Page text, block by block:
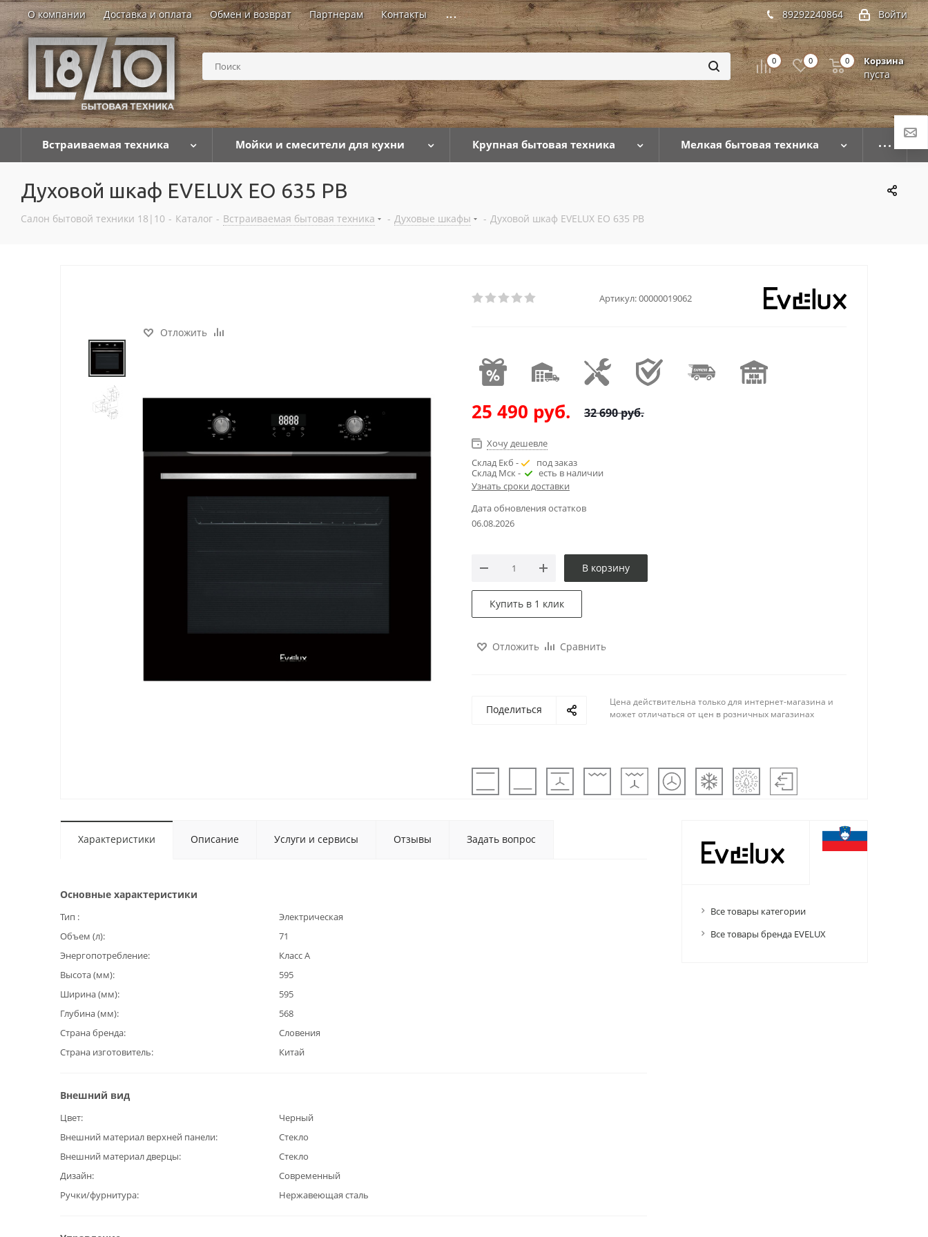
О компании Доставка и оплата Обмен и возврат Партнерам Контакты ... Войти
89292240864
0 0 Корзина
пуста
0
Встраиваемая техника Мойки и смесители для кухни Крупная бытовая техника Мелкая бытовая техника
Духовой шкаф EVELUX EO 635 PB
Салон бытовой техники 18|10 - Каталог - Встраиваемая бытовая техника - Духовые шкафы - Духовой шкаф EVELUX EO 635 PB
Отложить
Артикул:00000019062
25 490 руб. 32 690руб.
Хочу дешевле
Склад Екб -
под заказ
Склад Мск -
есть в наличии
Узнать сроки доставки
Дата обновления остатков
06.08.2026
В корзину
Купить в 1 клик
Отложить Сравнить
Поделиться
Цена действительна только для интернет-магазина и
может отличаться от цен в розничных магазинах
Характеристики Описание Услуги и сервисы Отзывы Задать вопрос
Основные характеристики
Тип
Электрическая
Объем (л)
71
Энергопотребление
Класс А
Высота (мм)
595
Ширина (мм)
595
Глубина (мм)
568
Страна бренда
Словения
Страна изготовитель
Китай
Внешний вид
Цвет
Черный
Внешний материал верхней панели
Стекло
Внешний материал дверцы
Стекло
Дизайн
Современный
Ручки/фурнитура
Нержавеющая сталь
Все товары категории
Все товары бренда EVELUX